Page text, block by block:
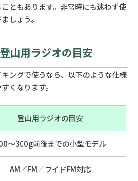
ともあります。非常時にも迷わず使
しょう。
山用ラジオの目安
ングで使うなら、以下のような仕様
くなります。
登山用ラジオの目安
〜300g前後までの小型モデル
AM／FM／ワイドFM対応